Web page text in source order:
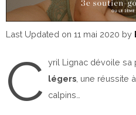
Last Updated on 11 mai 2020 by
C yril Lignac dévoile sa
légers , une réussite
calpins…